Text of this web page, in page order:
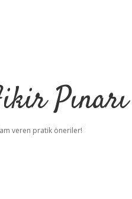
Pınarı
veren pratik öneriler!